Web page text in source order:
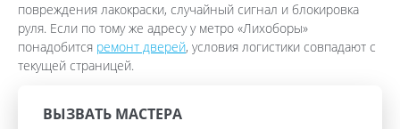
повреждения лакокраски, случайный сигнал и блокировка
руля. Если по тому же адресу у метро «Лихоборы»
понадобится ремонт дверей, условия логистики совпадают с
текущей страницей.
ВЫЗВАТЬ МАСТЕРА